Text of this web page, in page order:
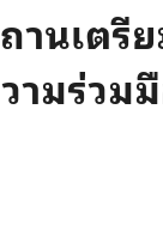
นเตรี
มร่วม